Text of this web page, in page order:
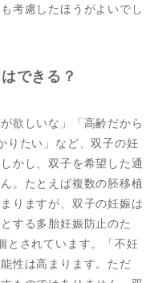
考慮したほうがよいでし
できる？
欲しいな」「高齢だから
りたい」など、双子の妊
かし、双子を希望した通
。たとえば複数の胚移植
りますが、双子の妊娠は
する多胎妊娠防止のた
とされています。「不妊
性は高まります。ただ